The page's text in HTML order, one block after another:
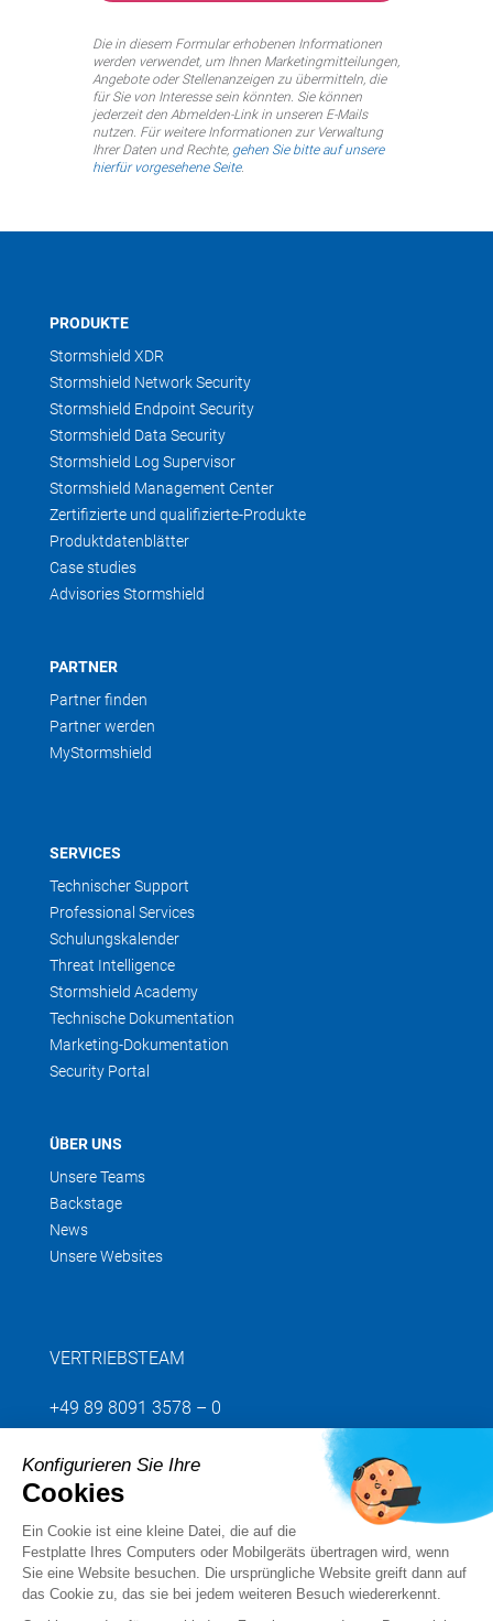
Die in diesem Formular erhobenen Informationen
werden verwendet, um Ihnen Marketingmitteilungen,
Angebote oder Stellenanzeigen zu übermitteln, die
für Sie von Interesse sein könnten. Sie können
jederzeit den Abmelden-Link in unseren E-Mails
nutzen. Für weitere Informationen zur Verwaltung
Ihrer Daten und Rechte, gehen Sie bitte auf unsere
hierfür vorgesehene Seite.
PRODUKTE
Stormshield XDR
Stormshield Network Security
Stormshield Endpoint Security
Stormshield Data Security
Stormshield Log Supervisor
Stormshield Management Center
Zertifizierte und qualifizierte-Produkte
Produktdatenblätter
Case studies
Advisories Stormshield
PARTNER
Partner finden
Partner werden
MyStormshield
SERVICES
Technischer Support
Professional Services
Schulungskalender
Threat Intelligence
Stormshield Academy
Technische Dokumentation
Marketing-Dokumentation
Security Portal
ÜBER UNS
Unsere Teams
Backstage
News
Unsere Websites
VERTRIEBSTEAM
+49 89 8091 3578 – 0
Senden Sie uns Ihre Anfrage
Folgen Sie uns
Konfigurieren Sie Ihre
Cookies
Ein Cookie ist eine kleine Datei, die auf die
Festplatte Ihres Computers oder Mobilgeräts übertragen wird, wenn
Sie eine Website besuchen. Die ursprüngliche Website greift dann auf
das Cookie zu, das sie bei jedem weiteren Besuch wiedererkennt.